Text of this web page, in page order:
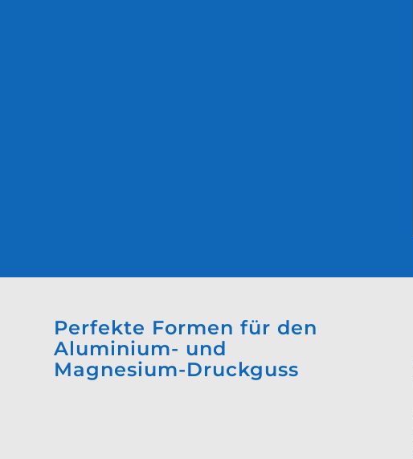
Perfekte Formen für den
Aluminium- und
Magnesium-Druckguss